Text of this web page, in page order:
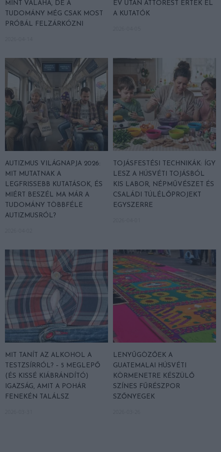
MINT VALAHA, DE A
TUDOMÁNY MÉG CSAK MOST
PRÓBÁL FELZÁRKÓZNI
ÉV UTÁN ÁTTÖRÉST ÉRTEK EL
A KUTATÓK
AUTIZMUS VILÁGNAPJA 2026:
MIT MUTATNAK A
LEGFRISSEBB KUTATÁSOK, ÉS
MIÉRT BESZÉL MA MÁR A
TUDOMÁNY TÖBBFÉLE
AUTIZMUSRÓL?
TOJÁSFESTÉSI TECHNIKÁK: ÍGY
LESZ A HÚSVÉTI TOJÁSBÓL
KIS LABOR, NÉPMŰVÉSZET ÉS
CSALÁDI TÚLÉLŐPROJEKT
EGYSZERRE
MIT TANÍT AZ ALKOHOL A
TESTZSÍRRÓL? – 5 MEGLEPŐ
(ÉS KISSÉ KIÁBRÁNDÍTÓ)
IGAZSÁG, AMIT A POHÁR
FENEKÉN TALÁLSZ
LENYŰGÖZŐEK A
GUATEMALAI HÚSVÉTI
KÖRMENETRE KÉSZÜLŐ
SZÍNES FŰRÉSZPOR
SZŐNYEGEK